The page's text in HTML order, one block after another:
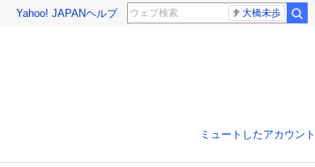
Yahoo! JAPANヘルプ 大橋未歩
ミュートしたアカウント